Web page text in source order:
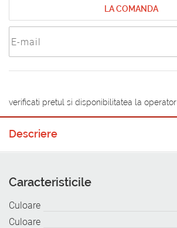
LA COMANDA
verificati pretul si disponibilitatea la operator
Descriere
Caracteristicile
Culoare
Culoare